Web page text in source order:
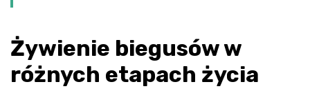
Żywienie biegusów w
różnych etapach życia